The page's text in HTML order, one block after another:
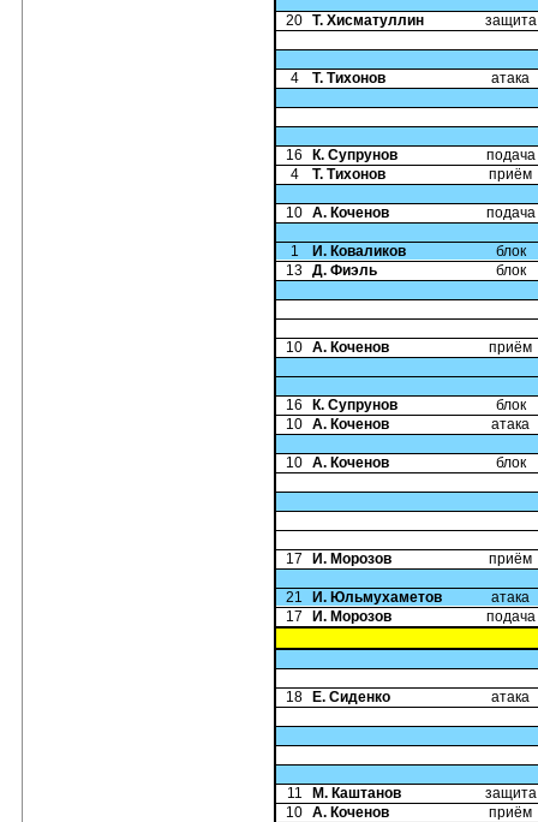
20 Т. Хисматуллин защита
4 Т. Тихонов атака
16 К. Супрунов
подача
4
Т. Тихонов приём
10 А. Коченов подача
1 И. Коваликов
блок
13 Д. Фиэль блок
10 А. Коченов приём
16 К. Супрунов
блок
10 А. Коченов атака
10 А. Коченов блок
17 И. Морозов приём
21 И. Юльмухаметов
атака
17
И. Морозов подача
18 Е. Сиденко атака
11 М. Каштанов
защита
10 А. Коченов приём